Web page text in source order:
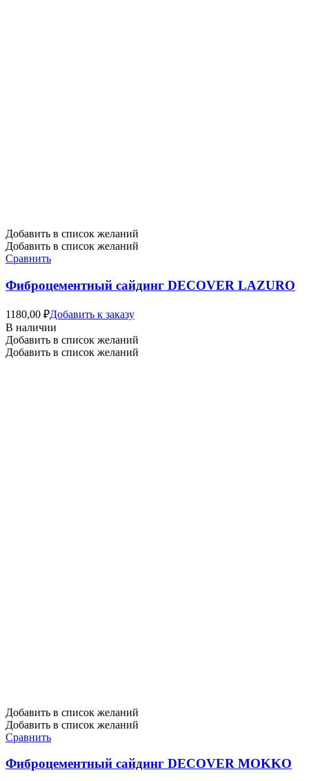
Добавить в список желаний
Добавить в список желаний
Сравнить
Фиброцементный сайдинг DECOVER LAZURO
1180,00 ₽Добавить к заказу
В наличии
Добавить в список желаний
Добавить в список желаний
Добавить в список желаний
Добавить в список желаний
Сравнить
Фиброцементный сайдинг DECOVER MOKKO